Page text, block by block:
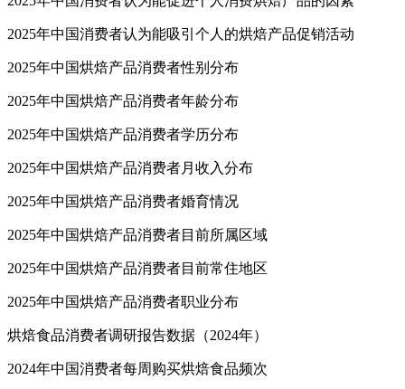
2025年中国消费者认为能吸引个人的烘焙产品促销活动
2025年中国烘焙产品消费者性别分布
2025年中国烘焙产品消费者年龄分布
2025年中国烘焙产品消费者学历分布
2025年中国烘焙产品消费者月收入分布
2025年中国烘焙产品消费者婚育情况
2025年中国烘焙产品消费者目前所属区域
2025年中国烘焙产品消费者目前常住地区
2025年中国烘焙产品消费者职业分布
烘焙食品消费者调研报告数据（2024年）
2024年中国消费者每周购买烘焙食品频次